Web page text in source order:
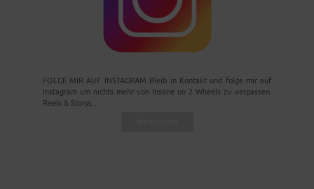
FOLGE MIR AUF INSTAGRAM Bleib in Kontakt und folge mir auf
Instagram um nichts mehr von Insane on 2 Wheels zu verpassen.
Reels & Storys...